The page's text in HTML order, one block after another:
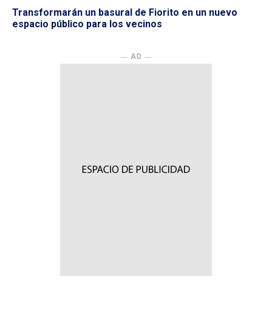
Transformarán un basural de Fiorito en un nuevo
espacio público para los vecinos
― AD ―